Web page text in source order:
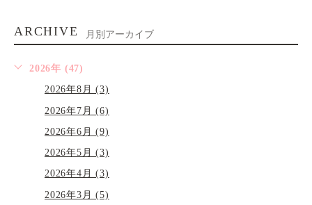
ARCHIVE 月別アーカイブ
2026年 (47)
2026年8月 (3)
2026年7月 (6)
2026年6月 (9)
2026年5月 (3)
2026年4月 (3)
2026年3月 (5)